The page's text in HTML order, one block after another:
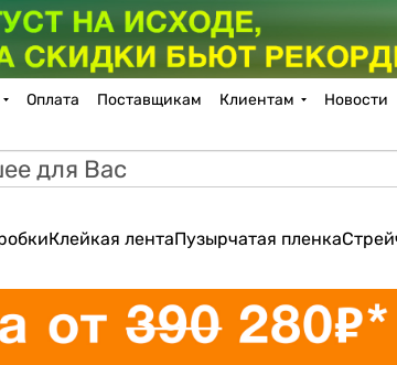
Оплата Поставщикам Клиентам Новости
Клейкая лентаПузырчатая пленка